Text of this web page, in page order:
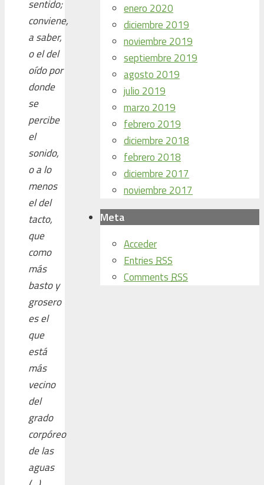
sentido;
conviene,
a saber,
o el del
oído por
donde
se
percibe
el
sonido,
o a lo
menos
el del
tacto,
que
como
más
basto y
grosero
es el
que
está
más
vecino
del
grado
corpóreo
de las
aguas
enero 2020
diciembre 2019
noviembre 2019
septiembre 2019
agosto 2019
julio 2019
marzo 2019
febrero 2019
diciembre 2018
febrero 2018
diciembre 2017
noviembre 2017
Meta
Acceder
EntriesRSS
CommentsRSS